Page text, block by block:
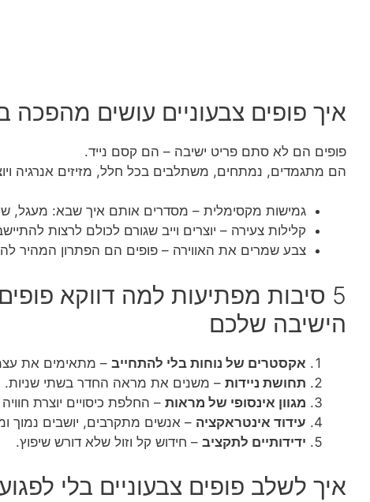
איך פופים צבעוניים עושים מהפכה
פופים הם לא סתם פריט ישיבה – הם קסם נייד.
הם מתגמדים, נמתחים, משתלבים בכל חלל, מזיזים אנרגיה
גמישות מקסימלית – מסדרים אותם איך שבא: מעגל,
קלילות צעירה – יוצרים וייב שגורם לכולם לרצות
צבע שמרים את האווירה – פופים הם הפתרון המהיר
5 סיבות מפתיעות למה דווקא
הישיבה שלכם
אקסטרים של נוחות בלי להתחייב – מתאימים את
תחושת ניידות – משנים את מראה החדר בשתי שניות.
מגוון אינסופי של מראות – החלפת כיסויים יוצרת
עידוד אינטראקציה – אנשים מתקרבים, יושבים נמוך
ידידותיים לתקציב – חידוש קל וזול שלא דורש שיפוץ.
איך לשלב פופים צבעוניים בלי